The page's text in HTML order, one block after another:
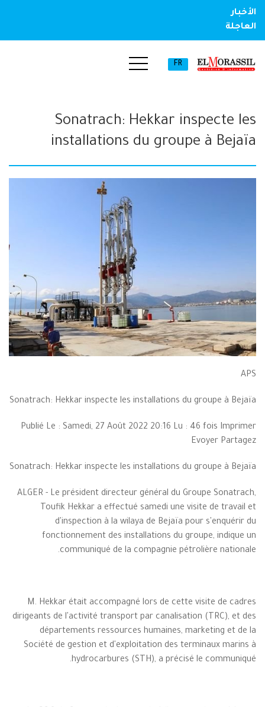
الأخبار
العاجلة
FR
Sonatrach: Hekkar inspecte les
installations du groupe à Bejaïa
APS
Sonatrach: Hekkar inspecte les installations du groupe à Bejaïa
Publié Le : Samedi, 27 Août 2022 20:16 Lu : 46 fois Imprimer
Evoyer Partagez
Sonatrach: Hekkar inspecte les installations du groupe à Bejaïa
ALGER - Le président directeur général du Groupe Sonatrach,
Toufik Hekkar a effectué samedi une visite de travail et
d'inspection à la wilaya de Bejaïa pour s'enquérir du
fonctionnement des installations du groupe, indique un
communiqué de la compagnie pétrolière nationale.
M. Hekkar était accompagné lors de cette visite de cadres
dirigeants de l'activité transport par canalisation (TRC), et des
départements ressources humaines, marketing et de la
Société de gestion et d'exploitation des terminaux marins à
hydrocarbures (STH), a précisé le communiqué.